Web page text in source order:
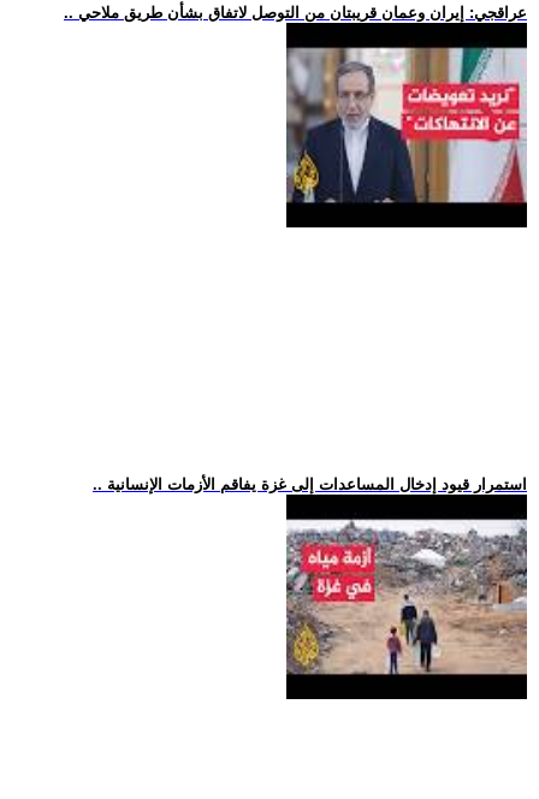
.. عراقجي: إيران وعمان قريبتان من التوصل لاتفاق بشأن طريق ملاحي
.. استمرار قيود إدخال المساعدات إلى غزة يفاقم الأزمات الإنسانية